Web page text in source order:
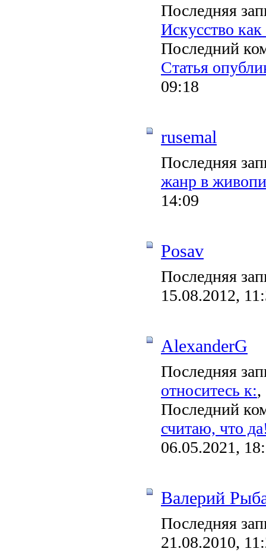
Последняя
Искусство как
Последний
Статья
09:18
rusemal
Последняя
жанр в
14:09
Posav
Последняя
15.08.2012,
AlexanderG
Последняя
относитесь к:,
Последний
считаю, что
06.05.2021,
Валерий
Последняя
21.08.2010,